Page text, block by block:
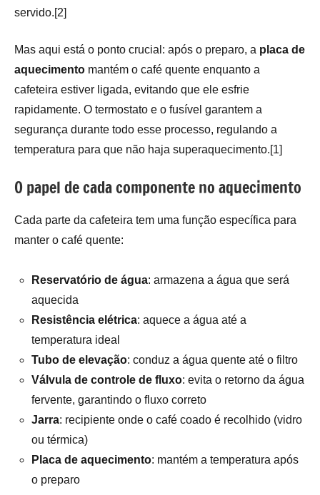
servido.[2]
Mas aqui está o ponto crucial: após o preparo, a placa de
aquecimento mantém o café quente enquanto a
cafeteira estiver ligada, evitando que ele esfrie
rapidamente. O termostato e o fusível garantem a
segurança durante todo esse processo, regulando a
temperatura para que não haja superaquecimento.[1]
O papel de cada componente no aquecimento
Cada parte da cafeteira tem uma função específica para
manter o café quente:
Reservatório de água: armazena a água que será
aquecida
Resistência elétrica: aquece a água até a
temperatura ideal
Tubo de elevação: conduz a água quente até o filtro
Válvula de controle de fluxo: evita o retorno da água
fervente, garantindo o fluxo correto
Jarra: recipiente onde o café coado é recolhido (vidro
ou térmica)
Placa de aquecimento: mantém a temperatura após
o preparo